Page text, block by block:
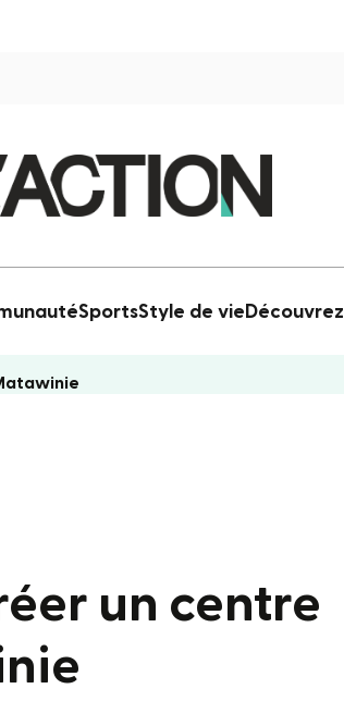
SportsStyle de vie Découvrez
un centre